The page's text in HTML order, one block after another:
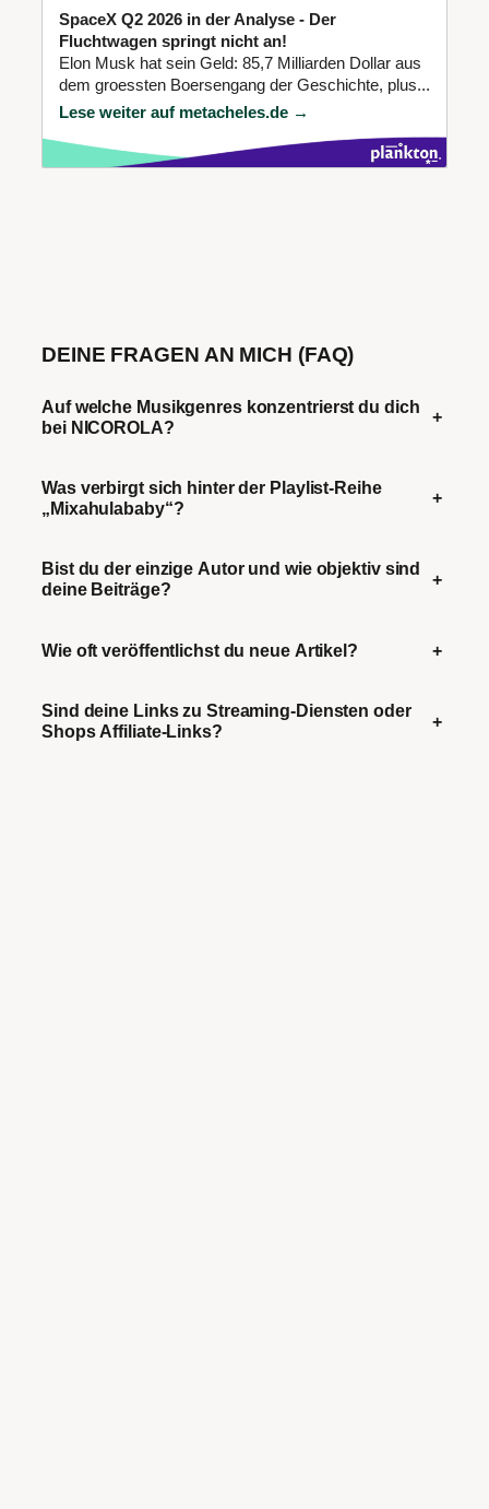
SpaceX Q2 2026 in der Analyse - Der
Fluchtwagen springt nicht an!
Elon Musk hat sein Geld: 85,7 Milliarden Dollar aus
dem groessten Boersengang der Geschichte, plus...
Lese weiter auf metacheles.de →
DEINE FRAGEN AN MICH (FAQ)
Auf welche Musikgenres konzentrierst du dich
bei NICOROLA?
+
Was verbirgt sich hinter der Playlist-Reihe
„Mixahulababy“?
+
Bist du der einzige Autor und wie objektiv sind
deine Beiträge?
+
Wie oft veröffentlichst du neue Artikel? +
Sind deine Links zu Streaming-Diensten oder
Shops Affiliate-Links?
+